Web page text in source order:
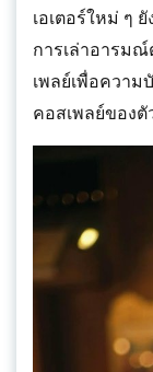
เอเตอร์ใหม่ ๆ
การเล่าอารม
เพลย์เพื่อความ
คอสเพลย์ของตั